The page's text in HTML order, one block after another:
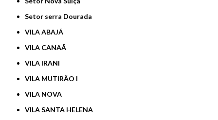
Setor serra Dourada
VILA ABAJÁ
VILA CANAÃ
VILA IRANI
VILA MUTIRÃO I
VILA NOVA
VILA SANTA HELENA